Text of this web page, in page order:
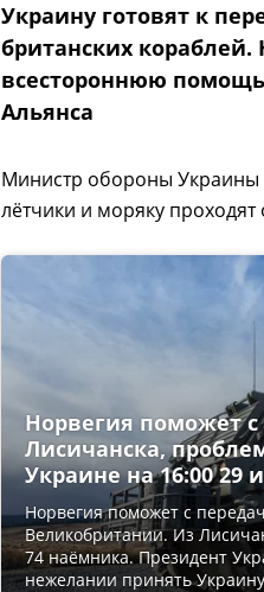
Украину готовят к
британских
всестороннюю
Альянса
Министр обороны Украины
лётчики и моряку
Норвегия поможет
Лисичанска,
Украине на 16:00 29
Норвегия поможет с
Великобритании. Из
74 наёмника. Президент
нежелании принять Украину